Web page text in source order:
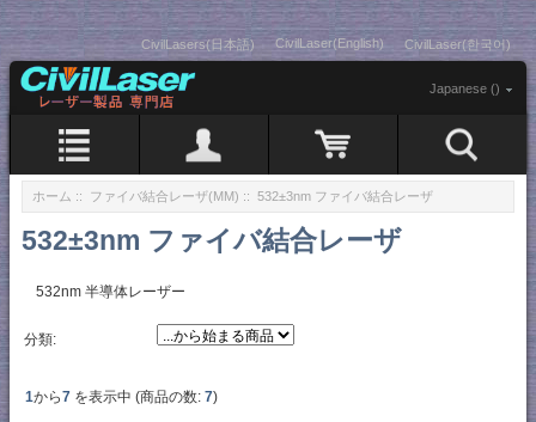
CivilLasers(日本語) CivilLaser(English) CivilLaser(한국어)
Japanese ()
ホーム :: ファイバ結合レーザ(MM) :: 532±3nm ファイバ結合レーザ
532±3nm ファイバ結合レーザ
532nm 半導体レーザー
分類:
1から7 を表示中 (商品の数: 7)